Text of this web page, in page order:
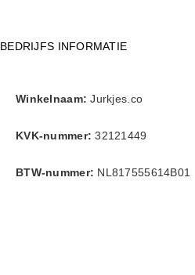
BEDRIJFS INFORMATIE
Winkelnaam: Jurkjes.co
KVK-nummer: 32121449
BTW-nummer: NL817555614B01